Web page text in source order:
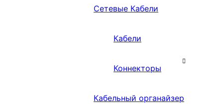
Сетевые Кабели
Кабели
Коннекторы
Кабельный органайзер